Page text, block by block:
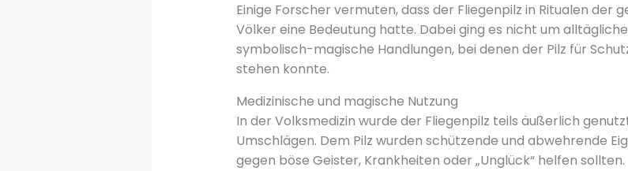
Einige Forscher vermuten, dass der Fliegenpilz in Ritualen der
Völker eine Bedeutung hatte. Dabei ging es nicht um
symbolisch-magische Handlungen, bei denen der Pilz für
stehen konnte.
Medizinische und magische Nutzung
In der Volksmedizin wurde der Fliegenpilz teils äußerlich
Umschlägen. Dem Pilz wurden schützende und abwehrende
gegen böse Geister, Krankheiten oder „Unglück“ helfen sollten.